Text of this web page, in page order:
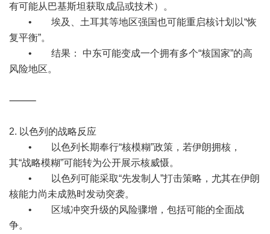
有可能从巴基斯坦获取成品或技术）。
• 埃及、土耳其等地区强国也可能重启核计划以“恢
复平衡”。
• 结果： 中东可能变成一个拥有多个“核国家”的高
风险地区。
⸻
2. 以色列的战略反应
• 以色列长期奉行“核模糊”政策，若伊朗拥核，
其“战略模糊”可能转为公开展示核威慑。
• 以色列可能采取“先发制人”打击策略，尤其在伊朗
核能力尚未成熟时发动突袭。
• 区域冲突升级的风险骤增，包括可能的全面战
争。